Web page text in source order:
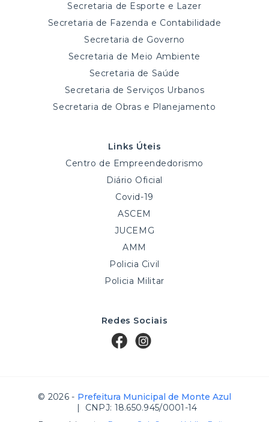
Secretaria de Esporte e Lazer
Secretaria de Fazenda e Contabilidade
Secretaria de Governo
Secretaria de Meio Ambiente
Secretaria de Saúde
Secretaria de Serviços Urbanos
Secretaria de Obras e Planejamento
Links Úteis
Centro de Empreendedorismo
Diário Oficial
Covid-19
ASCEM
JUCEMG
AMM
Policia Civil
Policia Militar
Redes Sociais
© 2026 - Prefeitura Municipal de Monte Azul
| CNPJ: 18.650.945/0001-14